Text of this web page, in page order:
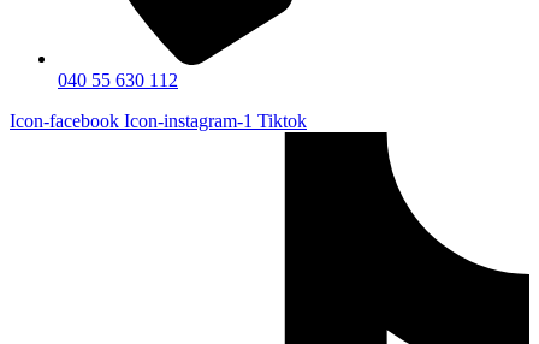
040 55 630 112
Icon-facebook Icon-instagram-1 Tiktok